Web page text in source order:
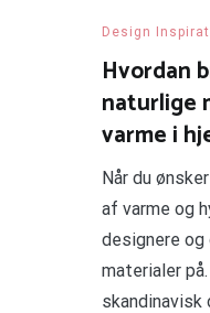
Design
Hvordan
naturlige
varme i
Når du
af varme og
designere og
materialer
skandinavisk